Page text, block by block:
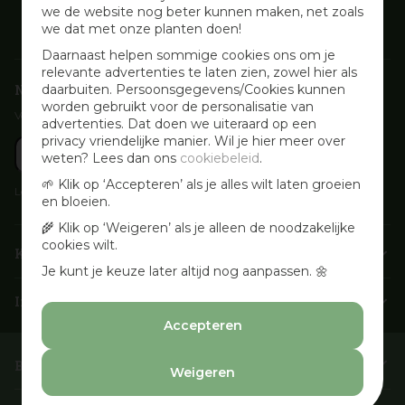
we de website nog beter kunnen maken, net zoals
we dat met onze planten doen!
Daarnaast helpen sommige cookies ons om je
relevante advertenties te laten zien, zowel hier als
daarbuiten. Persoonsgegevens/Cookies kunnen
worden gebruikt voor de personalisatie van
advertenties. Dat doen we uiteraard op een
privacy vriendelijke manier. Wil je hier meer over
weten? Lees dan ons cookiebeleid.
🌱 Klik op ‘Accepteren’ als je alles wilt laten groeien
en bloeien.
🌾 Klik op ‘Weigeren’ als je alleen de noodzakelijke
cookies wilt.
Je kunt je keuze later altijd nog aanpassen. 🌼
Accepteren
Weigeren
Nieuwsbrief aanmelden
Voor wekelijkse aanbiedingen, activiteiten en inspirerende tips
Lees onzePrivacyverklaring
Klantenservice
Info & openingstijden